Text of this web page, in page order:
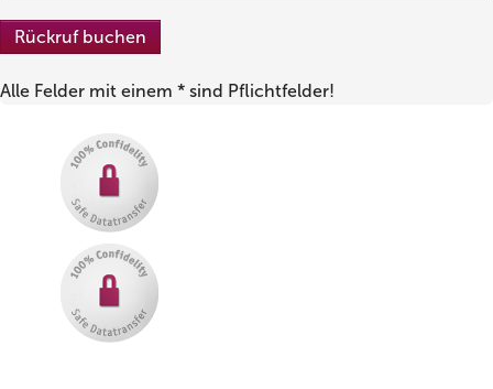
Alle Felder mit einem * sind Pflichtfelder!